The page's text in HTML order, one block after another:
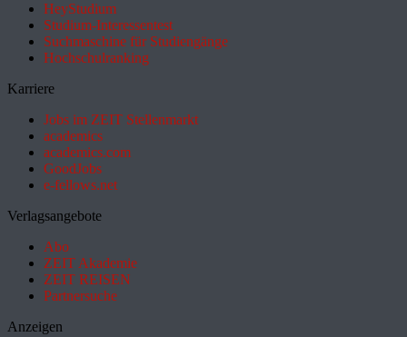
HeyStudium
Studium-Interessentest
Suchmaschine für Studiengänge
Hochschulranking
Karriere
Jobs im ZEIT Stellenmarkt
academics
academics.com
GoodJobs
e-fellows.net
Verlagsangebote
Abo
ZEIT Akademie
ZEIT REISEN
Partnersuche
Anzeigen